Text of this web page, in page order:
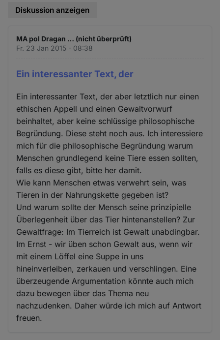
Diskussion anzeigen
MA pol Dragan … (nicht überprüft)
Fr. 23 Jan 2015 - 08:38
Ein interessanter Text, der
Ein interessanter Text, der aber letztlich nur einen
ethischen Appell und einen Gewaltvorwurf
beinhaltet, aber keine schlüssige philosophische
Begründung. Diese steht noch aus. Ich interessiere
mich für die philosophische Begründung warum
Menschen grundlegend keine Tiere essen sollten,
falls es diese gibt, bitte her damit.
Wie kann Menschen etwas verwehrt sein, was
Tieren in der Nahrungskette gegeben ist?
Und warum sollte der Mensch seine prinzipielle
Überlegenheit über das Tier hintenanstellen? Zur
Gewaltfrage: Im Tierreich ist Gewalt unabdingbar.
Im Ernst - wir üben schon Gewalt aus, wenn wir
mit einem Löffel eine Suppe in uns
hineinverleiben, zerkauen und verschlingen. Eine
überzeugende Argumentation könnte auch mich
dazu bewegen über das Thema neu
nachzudenken. Daher würde ich mich auf Antwort
freuen.